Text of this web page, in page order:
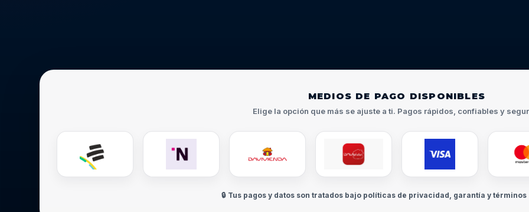
MEDIOS DE PAGO DISPONIBLES
Elige la opción que más se ajuste a ti. Pagos rápidos, confiables y
🔒 Tus pagos y datos son tratados bajo políticas de privacidad, garantía y